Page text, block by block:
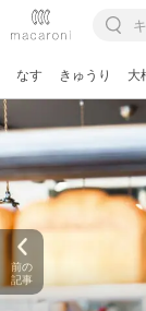
なす きゅうり 大
前の
記事